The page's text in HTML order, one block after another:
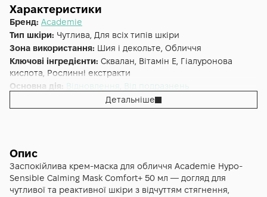
Характеристики
Бренд: Academie
Тип шкіри: Чутлива, Для всіх типів шкіри
Зона використання: Шия і декольте, Обличчя
Ключові інгредієнти: Сквалан, Вітамін E, Гіалуронова
кислота, Рослинні екстракти
Основна дія: Відновлення
Від подразнень
Додаткові властивості:Cruelty-free
Альтернативна назва:
Masque Apaisant Anti-Rougeurs
Детальніше
Опис
Заспокійлива крем-маска для обличчя Academie Hypo-
Sensible Calming Mask Comfort+ 50 мл — догляд для
чутливої та реактивної шкіри з відчуттям стягнення,